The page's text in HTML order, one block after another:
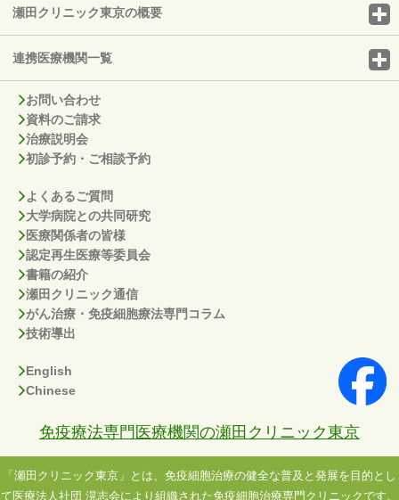
瀬田クリニック東京の概要
連携医療機関一覧
お問い合わせ
資料のご請求
治療説明会
初診予約・ご相談予約
よくあるご質問
大学病院との共同研究
医療関係者の皆様
認定再生医療等委員会
書籍の紹介
瀬田クリニック通信
がん治療・免疫細胞療法専門コラム
技術導出
English
Chinese
免疫療法専門医療機関の瀬田クリニック東京
「瀬田クリニック東京」とは、免疫細胞治療の健全な普及と発展を目的とし
て医療法人社団 滉志会により組織された免疫細胞治療専門クリニックです。